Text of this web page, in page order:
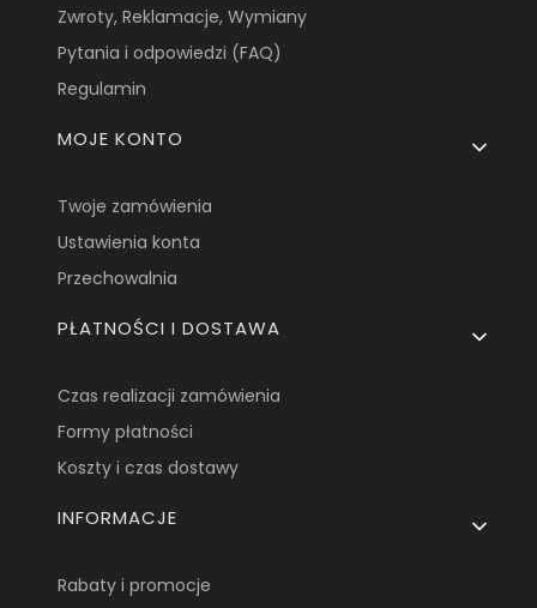
Zwroty, Reklamacje, Wymiany
Pytania i odpowiedzi (FAQ)
Regulamin
MOJE KONTO
Twoje zamówienia
Ustawienia konta
Przechowalnia
PŁATNOŚCI I DOSTAWA
Czas realizacji zamówienia
Formy płatności
Koszty i czas dostawy
INFORMACJE
Rabaty i promocje